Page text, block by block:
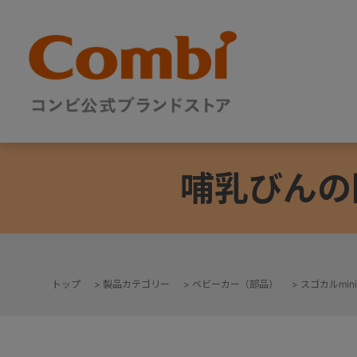
哺乳びん
トップ > 製品カテゴリー > ベビーカー（部品） > スゴカル